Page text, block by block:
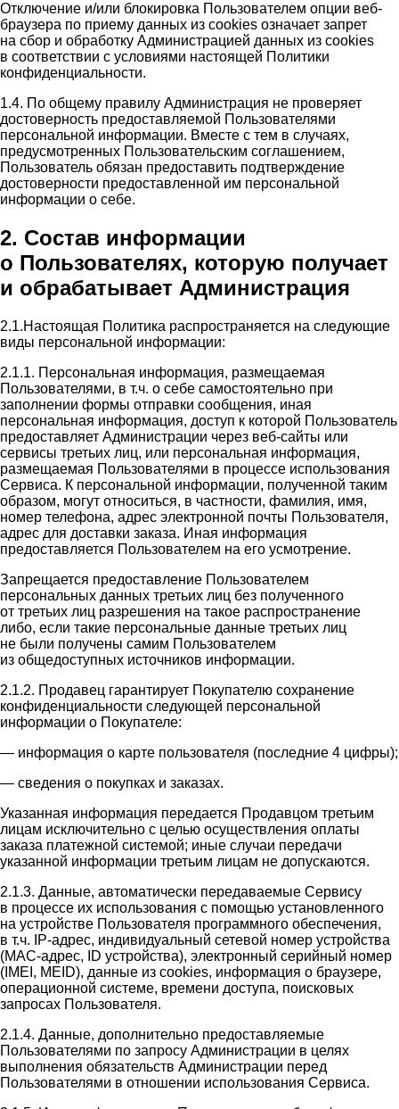
Отключение и/или блокировка Пользователем опции веб-
браузера по приему данных из cookies означает запрет
на сбор и обработку Администрацией данных из cookies
в соответствии с условиями настоящей Политики
конфиденциальности.
1.4. По общему правилу Администрация не проверяет
достоверность предоставляемой Пользователями
персональной информации. Вместе с тем в случаях,
предусмотренных Пользовательским соглашением,
Пользователь обязан предоставить подтверждение
достоверности предоставленной им персональной
информации о себе.
2. Состав информации
о Пользователях, которую получает
и обрабатывает Администрация
2.1.Настоящая Политика распространяется на следующие
виды персональной информации:
2.1.1. Персональная информация, размещаемая
Пользователями, в т.ч. о себе самостоятельно при
заполнении формы отправки сообщения, иная
персональная информация, доступ к которой Пользователь
предоставляет Администрации через веб-сайты или
сервисы третьих лиц, или персональная информация,
размещаемая Пользователями в процессе использования
Сервиса. К персональной информации, полученной таким
образом, могут относиться, в частности, фамилия, имя,
номер телефона, адрес электронной почты Пользователя,
адрес для доставки заказа. Иная информация
предоставляется Пользователем на его усмотрение.
Запрещается предоставление Пользователем
персональных данных третьих лиц без полученного
от третьих лиц разрешения на такое распространение
либо, если такие персональные данные третьих лиц
не были получены самим Пользователем
из общедоступных источников информации.
2.1.2. Продавец гарантирует Покупателю сохранение
конфиденциальности следующей персональной
информации о Покупателе:
— информация о карте пользователя (последние 4 цифры);
— сведения о покупках и заказах.
Указанная информация передается Продавцом третьим
лицам исключительно с целью осуществления оплаты
заказа платежной системой; иные случаи передачи
указанной информации третьим лицам не допускаются.
2.1.3. Данные, автоматически передаваемые Сервису
в процессе их использования с помощью установленного
на устройстве Пользователя программного обеспечения,
в т.ч. IP-адрес, индивидуальный сетевой номер устройства
(MAC-адрес, ID устройства), электронный серийный номер
(IMEI, MEID), данные из cookies, информация о браузере,
операционной системе, времени доступа, поисковых
запросах Пользователя.
2.1.4. Данные, дополнительно предоставляемые
Пользователями по запросу Администрации в целях
выполнения обязательств Администрации перед
Пользователями в отношении использования Сервиса.